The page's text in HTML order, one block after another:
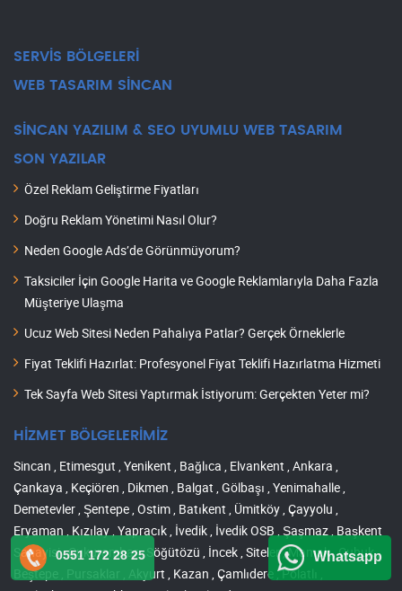
SERVİS BÖLGELERİ
WEB TASARIM SİNCAN
SİNCAN YAZILIM & SEO UYUMLU WEB TASARIM
SON YAZILAR
Özel Reklam Geliştirme Fiyatları
Doğru Reklam Yönetimi Nasıl Olur?
Neden Google Ads’de Görünmüyorum?
Taksiciler İçin Google Harita ve Google Reklamlarıyla Daha Fazla
Müşteriye Ulaşma
Ucuz Web Sitesi Neden Pahalıya Patlar? Gerçek Örneklerle
Fiyat Teklifi Hazırlat: Profesyonel Fiyat Teklifi Hazırlatma Hizmeti
Tek Sayfa Web Sitesi Yaptırmak İstiyorum: Gerçekten Yeter mi?
HİZMET BÖLGELERİMİZ
Sincan , Etimesgut , Yenikent , Bağlıca , Elvankent , Ankara ,
Çankaya , Keçiören , Dikmen , Balgat , Gölbaşı , Yenimahalle ,
Demetevler , Şentepe , Ostim , Batıkent , Ümitköy , Çayyolu ,
Eryaman , Kızılay , Yapracık , İvedik , İvedik OSB , Şaşmaz , Başkent
Sanayisi , Çukurambar , Söğütözü , İncek , Siteler , Mamak , Çubuk ,
Beştepe , Pursaklar , Akyurt , Kazan , Çamlıdere , Polatlı ,
0551 172 28 25 Whatsapp